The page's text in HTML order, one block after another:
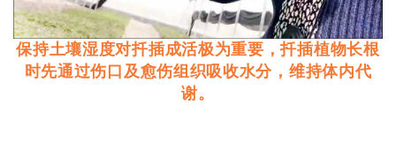
保持土壤湿度对扦插成活极为重要，扦插植物长根
时先通过伤口及愈伤组织吸收水分，维持体内代
谢。